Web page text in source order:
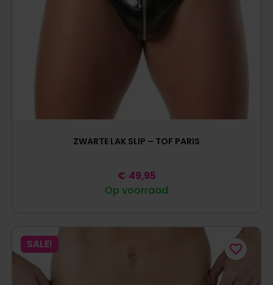
ZWARTE LAK SLIP – TOF PARIS
Op voorraad
€ 49,95
SALE!